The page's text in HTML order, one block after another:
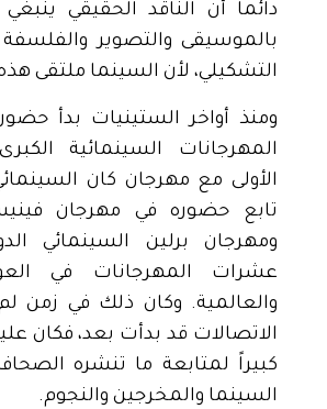
دائماً أن الناقد الحقيقي
بالموسيقى والتصوير والفلسفة
التشكيلي، لأن السينما ملتقى
ومنذ أواخر الستينيات بدأ
المهرجانات السينمائية
تابع حضوره في مهرجان
ومهرجان برلين السينمائي
عشرات المهرجانات في
والعالمية. وكان ذلك في زمن
الاتصالات قد بدأت بعد، فكان
كبيراً لمتابعة ما تنشره
السينما والمخرجين والنجوم.